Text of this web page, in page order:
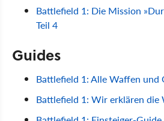
Battlefield 1: Die Mission
Teil 4
Guides
Battlefield 1: Alle Waffen und
Battlefield 1: Wir erklären die